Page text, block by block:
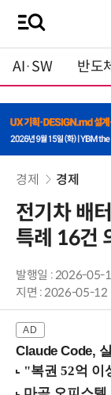
AI·SW 반도체
경제 경제
전기차 배
특례 16건
발행일 : 2026-05-
지면 :2026-05-12
Claude Code, 실제